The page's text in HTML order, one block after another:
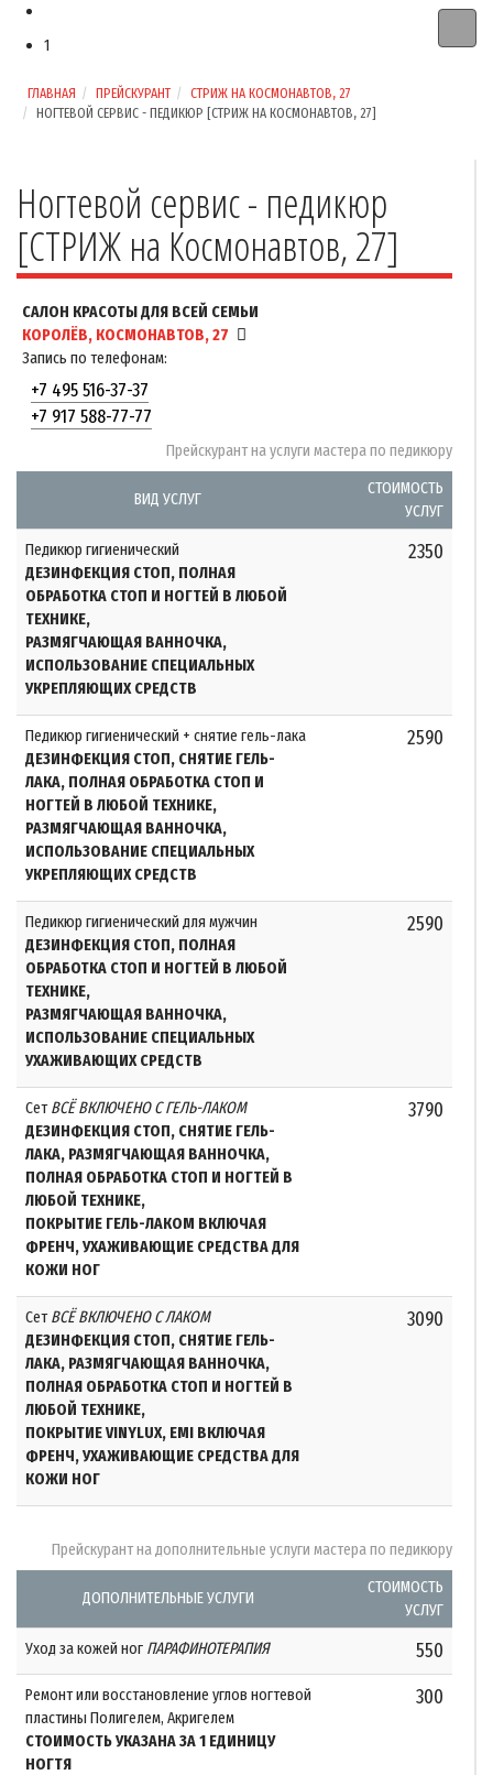
1
ГЛАВНАЯ ПРЕЙСКУРАНТ
СТРИЖ НА КОСМОНАВТОВ, 27
НОГТЕВОЙ СЕРВИС - ПЕДИКЮР [СТРИЖ НА КОСМОНАВТОВ, 27]
Ногтевой сервис - педикюр
[СТРИЖ на Космонавтов, 27]
САЛОН КРАСОТЫ ДЛЯ ВСЕЙ СЕМЬИ
КОРОЛЁВ, КОСМОНАВТОВ, 27
Запись по телефонам:
+7 495 516-37-37
+7 917 588-77-77
Прейскурант на услуги мастера по педикюру
ВИД УСЛУГ
СТОИМОСТЬ
УСЛУГ
Педикюр гигиенический
ДЕЗИНФЕКЦИЯ СТОП, ПОЛНАЯ
ОБРАБОТКА СТОП И НОГТЕЙ В ЛЮБОЙ
ТЕХНИКЕ,
РАЗМЯГЧАЮЩАЯ ВАННОЧКА,
ИСПОЛЬЗОВАНИЕ СПЕЦИАЛЬНЫХ
УКРЕПЛЯЮЩИХ СРЕДСТВ
2350
Педикюр гигиенический + снятие гель-лака
ДЕЗИНФЕКЦИЯ СТОП, СНЯТИЕ ГЕЛЬ-
ЛАКА, ПОЛНАЯ ОБРАБОТКА СТОП И
НОГТЕЙ В ЛЮБОЙ ТЕХНИКЕ,
РАЗМЯГЧАЮЩАЯ ВАННОЧКА,
ИСПОЛЬЗОВАНИЕ СПЕЦИАЛЬНЫХ
УКРЕПЛЯЮЩИХ СРЕДСТВ
2590
Педикюр гигиенический для мужчин
ДЕЗИНФЕКЦИЯ СТОП, ПОЛНАЯ
ОБРАБОТКА СТОП И НОГТЕЙ В ЛЮБОЙ
ТЕХНИКЕ,
РАЗМЯГЧАЮЩАЯ ВАННОЧКА,
ИСПОЛЬЗОВАНИЕ СПЕЦИАЛЬНЫХ
УХАЖИВАЮЩИХ СРЕДСТВ
2590
СетВСЁ ВКЛЮЧЕНО С ГЕЛЬ-ЛАКОМ
ДЕЗИНФЕКЦИЯ СТОП, СНЯТИЕ ГЕЛЬ-
ЛАКА, РАЗМЯГЧАЮЩАЯ ВАННОЧКА,
ПОЛНАЯ ОБРАБОТКА СТОП И НОГТЕЙ В
ЛЮБОЙ ТЕХНИКЕ,
ПОКРЫТИЕ ГЕЛЬ-ЛАКОМ ВКЛЮЧАЯ
ФРЕНЧ, УХАЖИВАЮЩИЕ СРЕДСТВА ДЛЯ
КОЖИ НОГ
3790
СетВСЁ ВКЛЮЧЕНО С ЛАКОМ
ДЕЗИНФЕКЦИЯ СТОП, СНЯТИЕ ГЕЛЬ-
ЛАКА, РАЗМЯГЧАЮЩАЯ ВАННОЧКА,
ПОЛНАЯ ОБРАБОТКА СТОП И НОГТЕЙ В
ЛЮБОЙ ТЕХНИКЕ,
ПОКРЫТИЕ VINYLUX, EMI ВКЛЮЧАЯ
ФРЕНЧ, УХАЖИВАЮЩИЕ СРЕДСТВА ДЛЯ
КОЖИ НОГ
3090
Прейскурант на дополнительные услуги мастера по педикюру
ДОПОЛНИТЕЛЬНЫЕ УСЛУГИ
СТОИМОСТЬ
УСЛУГ
Уход за кожей ног ПАРАФИНОТЕРАПИЯ 550
Ремонт или восстановление углов ногтевой
пластины Полигелем, Акригелем
СТОИМОСТЬ УКАЗАНА ЗА 1 ЕДИНИЦУ
НОГТЯ
300